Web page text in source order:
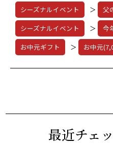
シーズナルイベント
＞
父
シーズナルイベント
＞
今
お中元ギフト
＞ お中元
最近チェ